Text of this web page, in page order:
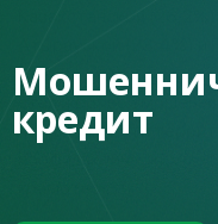
Казахстанской
этих регионах каждый
стал жертвой
что делает эти
профилактических
кредит